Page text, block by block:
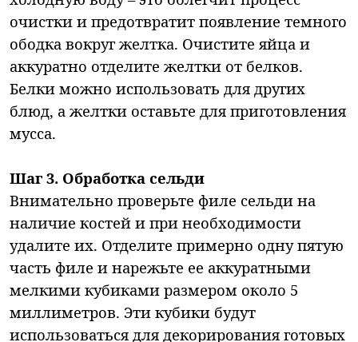
очистки и предотвратит появление темного
ободка вокруг желтка. Очистите яйца и
аккуратно отделите желтки от белков.
Белки можно использовать для других
блюд, а желтки оставьте для приготовления
мусса.
Шаг 3. Обработка сельди
Внимательно проверьте филе сельди на
наличие костей и при необходимости
удалите их. Отделите примерно одну пятую
часть филе и нарежьте ее аккуратными
мелкими кубиками размером около 5
миллиметров. Эти кубики будут
использоваться для декорирования готовых